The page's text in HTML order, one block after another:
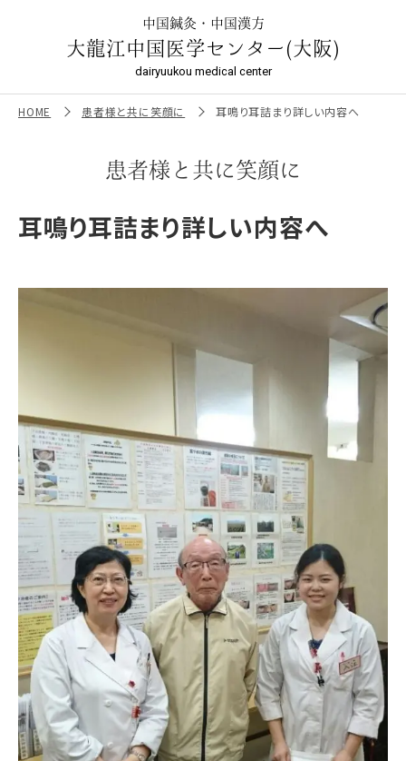
中国鍼灸・中国漢方
大龍江中国医学センター(大阪)
dairyuukou medical center
HOME 患者様と共に笑顔に 耳鳴り耳詰まり詳しい内容へ
患者様と共に笑顔に
耳鳴り耳詰まり詳しい内容へ